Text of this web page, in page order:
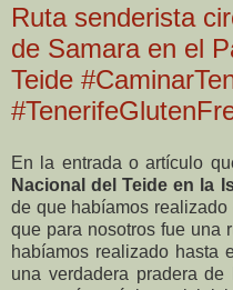
Ruta senderista
de Samara en el
Teide
En la entrada o artículo
Nacional del Teide en la
de que habíamos
que para nosotros fue una
habíamos realizado hasta
una verdadera pradera